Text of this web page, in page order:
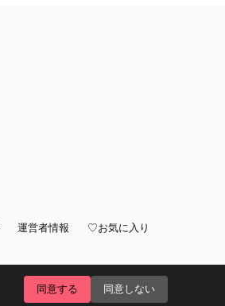
運営者情報 ♡お気に入り
同意する 同意しない